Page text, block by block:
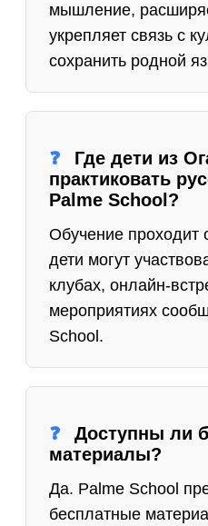
мышление,
укрепляет связь с
сохранить родной
Где дети из
практиковать
Palme School?
Обучение проходит
дети могут
клубах, онлайн-
мероприятиях
School.
Доступны ли
материалы?
Да. Palme School
бесплатные